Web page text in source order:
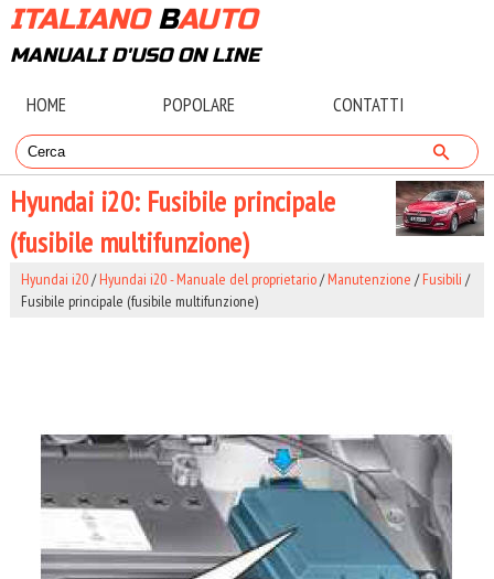
ITALIANOBAUTO
MANUALI D'USO ON LINE
HOME POPOLARE CONTATTI
Hyundai i20: Fusibile principale
(fusibile multifunzione)
Hyundai i20/Hyundai i20 - Manuale del proprietario/Manutenzione /Fusibili /
Fusibile principale (fusibile multifunzione)